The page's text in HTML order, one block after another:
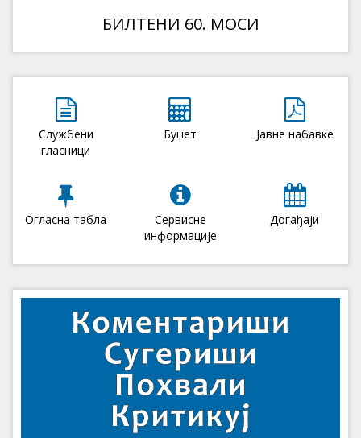
БИЛТЕНИ 60. МОСИ
Службени
гласници
Буџет Јавне набавке
Огласна табла
Сервисне
информације
Догађаји